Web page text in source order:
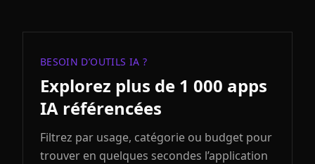
BESOIN D’OUTILS IA ?
Explorez plus de 1 000 apps
IA référencées
Filtrez par usage, catégorie ou budget pour
trouver en quelques secondes l’application